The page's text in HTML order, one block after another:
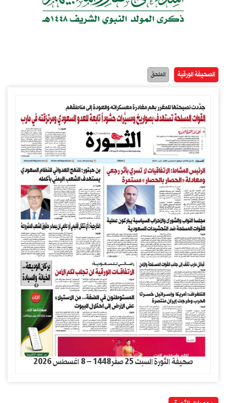
الصحيفة الورقية الملحق
صحيفة الثورة السبت 25 صفر1448 – 8 اغسطس 2026